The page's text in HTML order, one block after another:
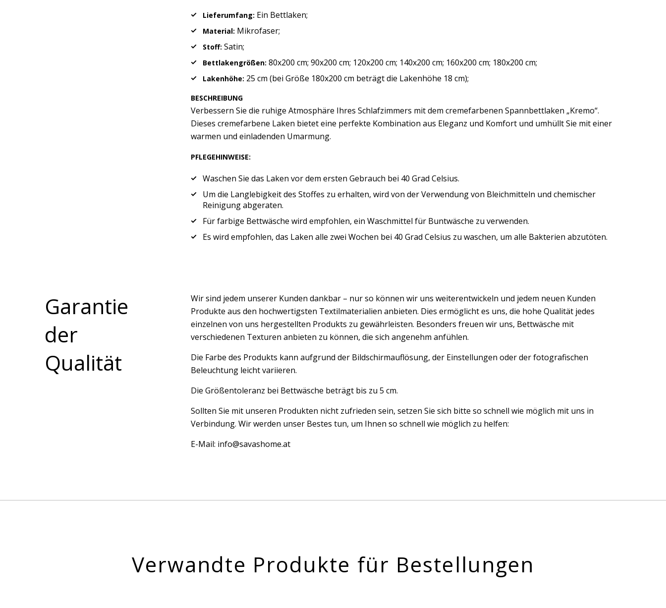
Lieferumfang: Ein Bettlaken;
Material: Mikrofaser;
Stoff: Satin;
Bettlakengrößen: 80x200 cm; 90x200 cm; 120x200 cm; 140x200 cm; 160x200 cm; 180x200 cm;
Lakenhöhe: 25 cm (bei Größe 180x200 cm beträgt die Lakenhöhe 18 cm);
BESCHREIBUNG
Verbessern Sie die ruhige Atmosphäre Ihres Schlafzimmers mit dem cremefarbenen Spannbettlaken „Kremo“.
Dieses cremefarbene Laken bietet eine perfekte Kombination aus Eleganz und Komfort und umhüllt Sie mit einer
warmen und einladenden Umarmung.
PFLEGEHINWEISE:
Waschen Sie das Laken vor dem ersten Gebrauch bei 40 Grad Celsius.
Um die Langlebigkeit des Stoffes zu erhalten, wird von der Verwendung von Bleichmitteln und chemischer
Reinigung abgeraten.
Für farbige Bettwäsche wird empfohlen, ein Waschmittel für Buntwäsche zu verwenden.
Es wird empfohlen, das Laken alle zwei Wochen bei 40 Grad Celsius zu waschen, um alle Bakterien abzutöten.
Garantie
der
Qualität
Wir sind jedem unserer Kunden dankbar – nur so können wir uns weiterentwickeln und jedem neuen Kunden
Produkte aus den hochwertigsten Textilmaterialien anbieten. Dies ermöglicht es uns, die hohe Qualität jedes
einzelnen von uns hergestellten Produkts zu gewährleisten. Besonders freuen wir uns, Bettwäsche mit
verschiedenen Texturen anbieten zu können, die sich angenehm anfühlen.
Die Farbe des Produkts kann aufgrund der Bildschirmauflösung, der Einstellungen oder der fotografischen
Beleuchtung leicht variieren.
Die Größentoleranz bei Bettwäsche beträgt bis zu 5 cm.
Sollten Sie mit unseren Produkten nicht zufrieden sein, setzen Sie sich bitte so schnell wie möglich mit uns in
Verbindung. Wir werden unser Bestes tun, um Ihnen so schnell wie möglich zu helfen:
E-Mail: info@savashome.at
Verwandte Produkte für Bestellungen